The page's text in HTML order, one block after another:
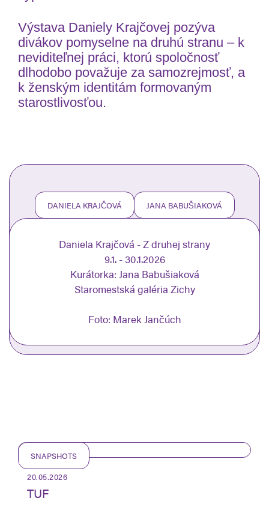
Výstava Daniely Krajčovej pozýva
divákov pomyselne na druhú stranu – k
neviditeľnej práci, ktorú spoločnosť
dlhodobo považuje za samozrejmosť, a
k ženským identitám formovaným
starostlivosťou.
DANIELA KRAJČOVÁ JANA BABUŠIAKOVÁ
Daniela Krajčová - Z druhej strany
9.1. - 30.1.2026
Kurátorka: Jana Babušiaková
Staromestská galéria Zichy
Foto: Marek Jančúch
SNAPSHOTS
20.05.2026
TUF